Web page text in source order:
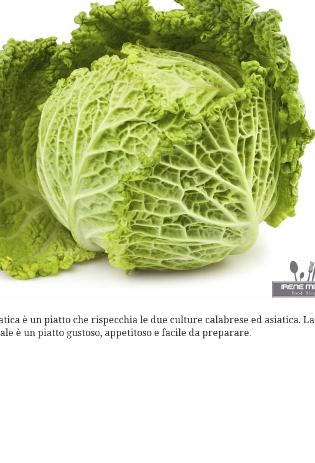
è un piatto che rispecchia le due culture calabrese ed asiatica. La
è un piatto gustoso, appetitoso e facile da preparare.